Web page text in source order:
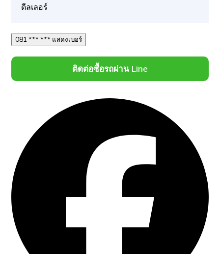
ดีลเลอร์
081 *** *** แสดงเบอร์
ติดต่อซื้อรถผ่าน Line